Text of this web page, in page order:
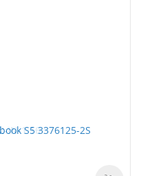
S5 3376125-2S